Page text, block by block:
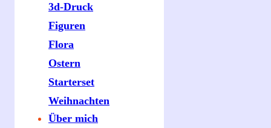
3d-Druck
Figuren
Flora
Ostern
Starterset
Weihnachten
Über mich